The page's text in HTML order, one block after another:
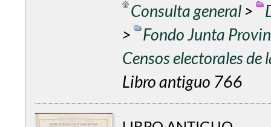
Consulta general>
>
Fondo Junta
Censos electorales
Libro antiguo 766